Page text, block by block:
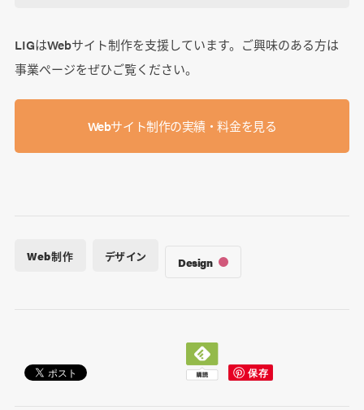
LIGはWebサイト制作を支援しています。ご興味のある方は
事業ぺージをぜひご覧ください。
Webサイト制作の実績・料金を見る
Web制作 デザイン Design